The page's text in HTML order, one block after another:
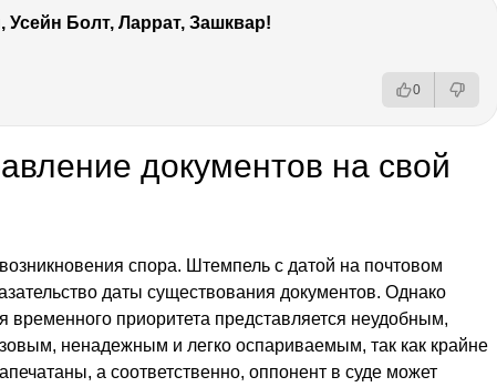
Болт, Ларрат, Зашквар!
0
документов на свой
спора. Штемпель с датой на почтовом
даты существования документов. Однако
временного приоритета представляется неудобным,
ненадежным и легко оспариваемым, так как крайне
а соответственно, оппонент в суде может